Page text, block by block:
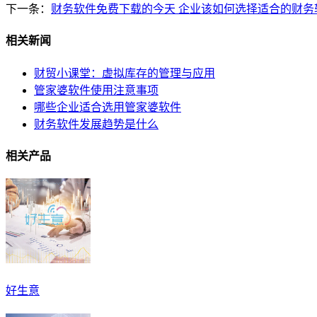
下一条： 财务软件免费下载的今天 企业该如何选择适合的财务
相关新闻
财贸小课堂：虚拟库存的管理与应用
管家婆软件使用注意事项
哪些企业适合选用管家婆软件
财务软件发展趋势是什么
相关产品
好生意